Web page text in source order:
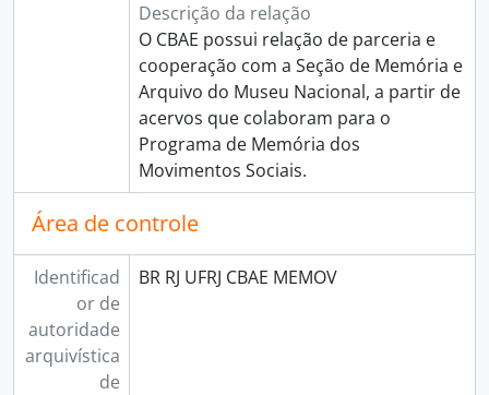
Descrição da relação
O CBAE possui relação de parceria e
cooperação com a Seção de Memória e
Arquivo do Museu Nacional, a partir de
acervos que colaboram para o
Programa de Memória dos
Movimentos Sociais.
Área de controle
Identificad
or de
autoridade
arquivística
de
BR RJ UFRJ CBAE MEMOV